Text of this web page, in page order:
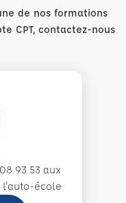
de nos formations
CPT, contactez-nous
93 53 aux
l'auto-école